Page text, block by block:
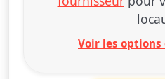
Voir les